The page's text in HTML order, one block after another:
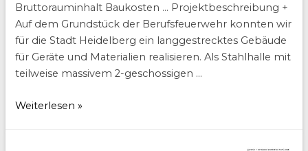
Bruttorauminhalt Baukosten … Projektbeschreibung +
Auf dem Grundstück der Berufsfeuerwehr konnten wir
für die Stadt Heidelberg ein langgestrecktes Gebäude
für Geräte und Materialien realisieren. Als Stahlhalle mit
teilweise massivem 2-geschossigen …
Geräte-
Weiterlesen »